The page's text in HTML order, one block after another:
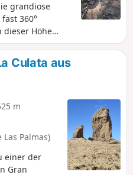
grandiose
360°
dieser Höhe
bei der sich
herrlichen
Culata aus
m
Palmas)
einer der
Gran